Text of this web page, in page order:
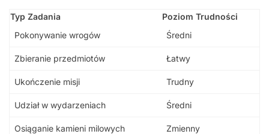
Typ Zadania
Poziom Trudności
Pokonywanie wrogów
Średni
Zbieranie przedmiotów Łatwy
Ukończenie misji Trudny
Udział w wydarzeniach Średni
Osiąganie kamieni milowych Zmienny